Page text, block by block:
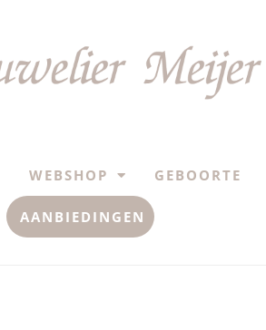
WEBSHOP GEBOORTE
AANBIEDINGEN